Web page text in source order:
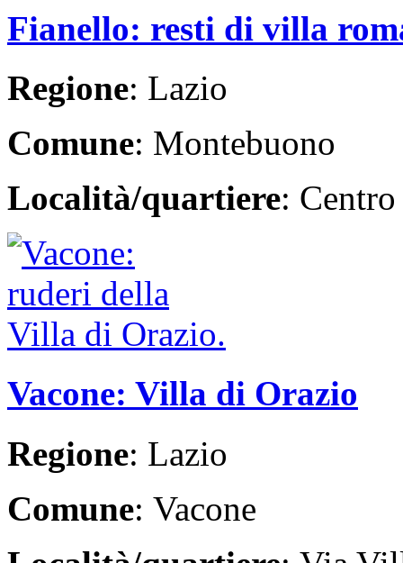
Fianello: resti di villa
Regione: Lazio
Comune: Montebuono
Località/quartiere:
Vacone: Villa di Orazio
Regione: Lazio
Comune: Vacone